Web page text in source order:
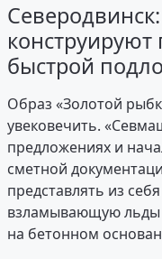
быстрой
Образ «Золотой
увековечить.
предложениях и
сметной
представлять из
взламывающую льды
на бетонном